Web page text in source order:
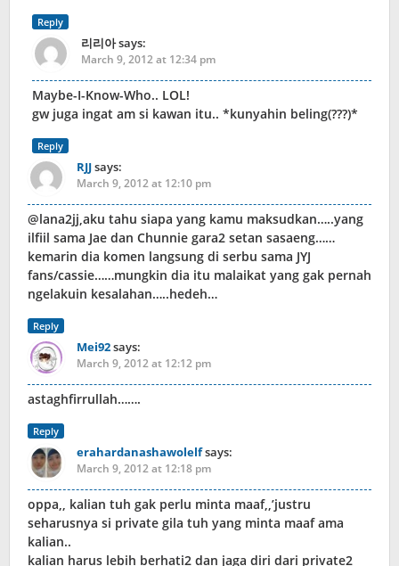
Reply
리리아says:
March 9, 2012 at 12:34 pm
Maybe-I-Know-Who.. LOL!
gw juga ingat am si kawan itu.. *kunyahin beling(???)*
Reply
RJJsays:
March 9, 2012 at 12:10 pm
@lana2jj,aku tahu siapa yang kamu maksudkan…..yang
ilfiil sama Jae dan Chunnie gara2 setan sasaeng……
kemarin dia komen langsung di serbu sama JYJ
fans/cassie……mungkin dia itu malaikat yang gak pernah
ngelakuin kesalahan…..hedeh…
Reply
Mei92says:
March 9, 2012 at 12:12 pm
astaghfirrullah…….
Reply
erahardanashawolelfsays:
March 9, 2012 at 12:18 pm
oppa,, kalian tuh gak perlu minta maaf,,’justru
seharusnya si private gila tuh yang minta maaf ama
kalian..
kalian harus lebih berhati2 dan jaga diri dari private2